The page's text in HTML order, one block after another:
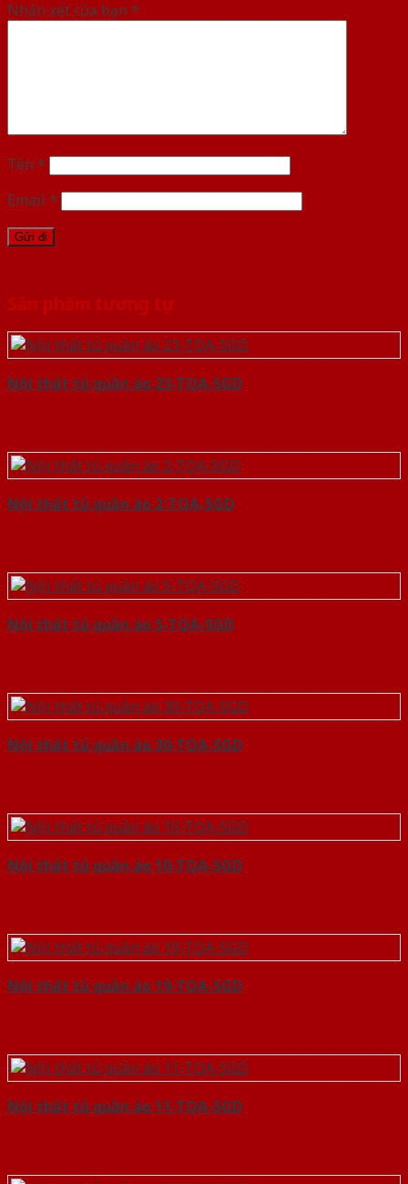
Nhận xét của bạn *
Tên *
Email *
Sản phẩm tương tự
Nội thất tủ quần áo 23-TQA-SGD
Nội thất tủ quần áo 2-TQA-SGD
Nội thất tủ quần áo 5-TQA-SGD
Nội thất tủ quần áo 30-TQA-SGD
Nội thất tủ quần áo 10-TQA-SGD
Nội thất tủ quần áo 19-TQA-SGD
Nội thất tủ quần áo 11-TQA-SGD